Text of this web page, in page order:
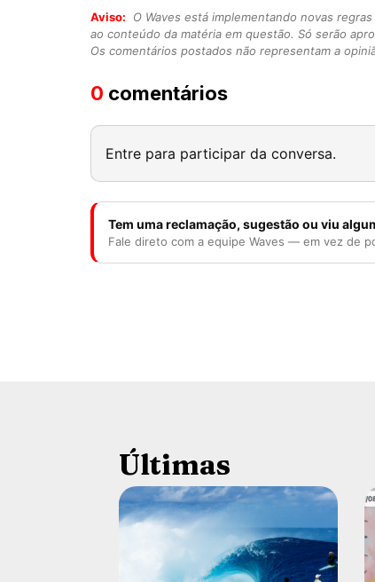
Aviso:
O Waves está implementando novas
ao conteúdo da matéria em questão. Só serão
Os comentários postados não representam a
0 comentários
Entre para participar da conversa.
Tem uma reclamação, sugestão ou viu
Fale direto com a equipe Waves — em vez de
Últimas